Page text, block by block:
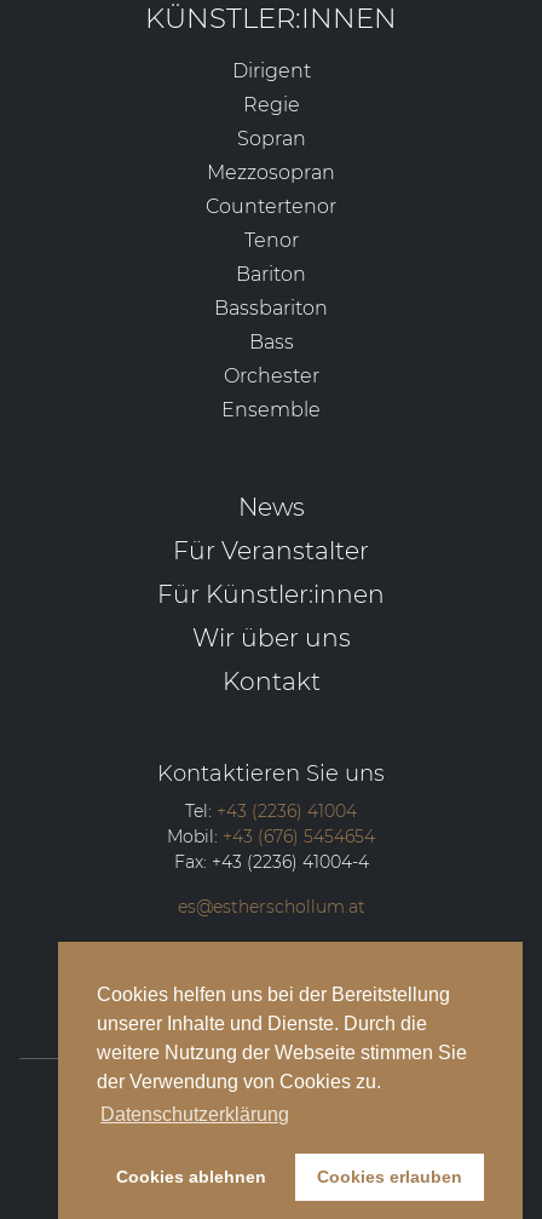
Cookies helfen uns bei der Bereitstellung
unserer Inhalte und Dienste. Durch die
weitere Nutzung der Webseite stimmen Sie
der Verwendung von Cookies zu.
Datenschutzerklärung
Cookies ablehnen Cookies erlauben
KÜNSTLER:INNEN
Dirigent
Regie
Sopran
Mezzosopran
Countertenor
Tenor
Bariton
Bassbariton
Bass
Orchester
Ensemble
News
Für Veranstalter
Für Künstler:innen
Wir über uns
Kontakt
Kontaktieren Sie uns
Tel: +43 (2236) 41004
Mobil: +43 (676) 5454654
Fax: +43 (2236) 41004-4
es@estherschollum.at
2340 Mödling
Impressum
Datenschutzbestimmungen